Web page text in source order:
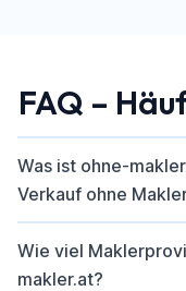
FAQ –
Was ist ohne-
Verkauf ohne
Wie viel
makler.at?